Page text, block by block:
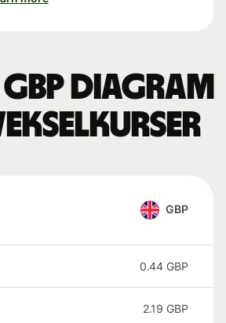
Diagram
GBP
0.44 GBP
2.19 GBP